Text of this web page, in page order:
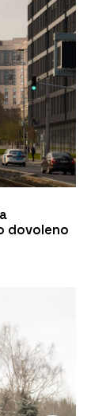
dovoleno